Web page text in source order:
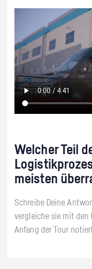
Welcher Teil
meisten
Schreibe Deine
vergleiche sie mit den
Anfang der Tour